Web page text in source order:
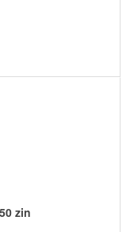
zin